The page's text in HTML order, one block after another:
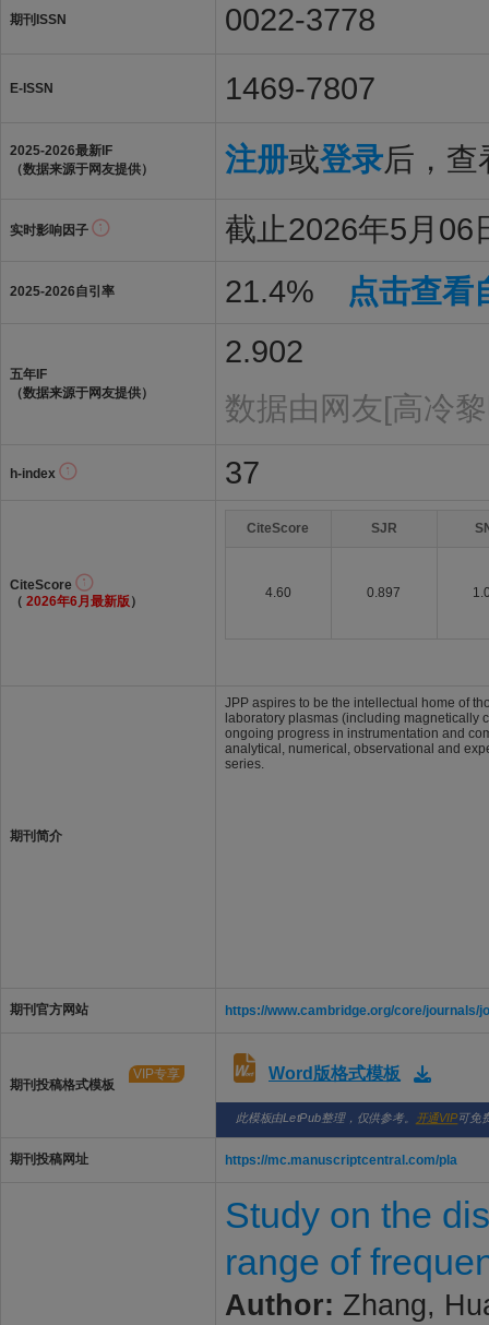
期刊ISSN 0022-3778
E-ISSN 1469-7807
2025-2026最新IF
（数据来源于网友提供）
注册或登录后，查
实时影响因子 截止2026年5月06
2025-2026自引率 21.4% 点击查看
五年IF
（数据来源于网友提供）
2.902
数据由网友[高冷
h-index 37
CiteScore
（ 2026年6月最新版 ）
CiteScore SJR
4.60 0.897
期刊简介
JPP aspires to be the intellectual home of
laboratory plasmas (including magnetically
ongoing progress in instrumentation and
analytical, numerical, observational and
series.
期刊官方网站 https://www.cambridge.org/core/journals/
期刊投稿格式模板
VIP专享 Word版格式模板
此模板由LetPub整理，仅供参考。 开通VIP可免
期刊投稿网址 https://mc.manuscriptcentral.com/pla
Study on the
range of
Author: Zhang,